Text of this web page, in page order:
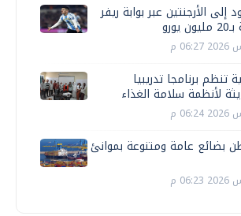
إلى الأرجنتين عبر بوابة ريفر
تنظم برنامجا تدريبيا
لأنظمة سلامة الغذاء
ألف طن بضائع عامة ومتنوعة بموانئ